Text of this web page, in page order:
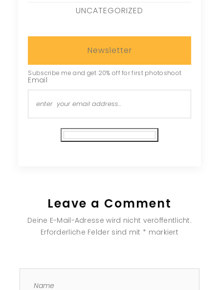
UNCATEGORIZED
Newsletter
Subscribe me and get 20% off for first photoshoot
Email
Leave a Comment
Deine E-Mail-Adresse wird nicht veröffentlicht.
Erforderliche Felder sind mit * markiert